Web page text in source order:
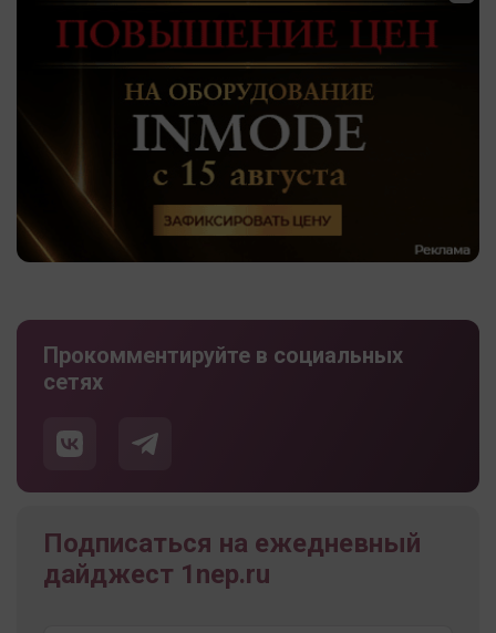
Прокомментируйте в социальных
сетях
Подписаться на ежедневный
дайджест 1nep.ru